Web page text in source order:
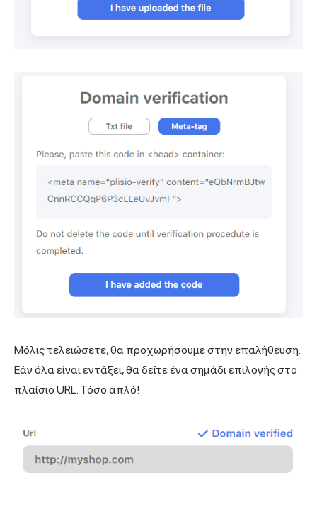
Μόλις τελειώσετε, θα προχωρήσουμε στην επαλήθευση.
Εάν όλα είναι εντάξει, θα δείτε ένα σημάδι επιλογής στο
πλαίσιο URL. Τόσο απλό!